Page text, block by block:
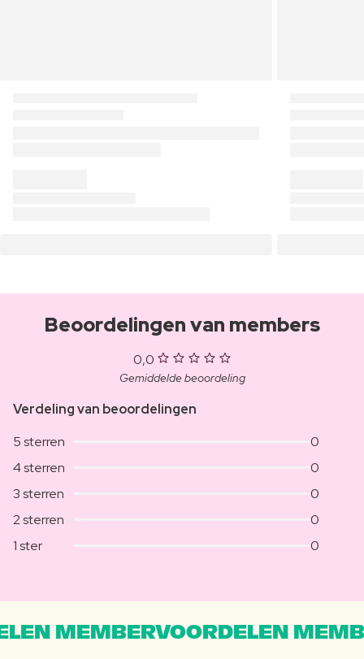
Beoordelingen van members
0,0
Gemiddelde beoordeling
Verdeling van beoordelingen
5 sterren
0
4 sterren
0
3 sterren
0
2 sterren
0
1 ster
0
MEMBERVOORDELEN